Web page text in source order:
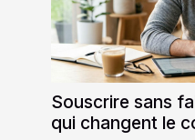
Souscrire sans
qui changent le